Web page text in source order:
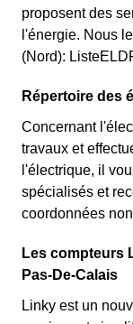
proposent des
l'énergie. Nous
(Nord):
Répertoire des
Concernant
travaux et
l'électrique, il
spécialisés et
coordonnées
Les compteurs
Pas-De-Calais
Linky est un